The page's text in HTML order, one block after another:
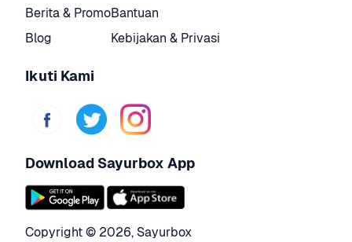
Berita & Promo
Blog
Bantuan
Kebijakan & Privasi
Ikuti Kami
Download Sayurbox App
Copyright © 2026, Sayurbox